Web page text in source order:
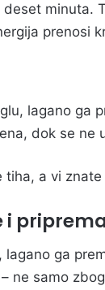
deset minuta.
prenosi
lagano ga
dok se ne
tiha, a vi
i
lagano ga
ne samo